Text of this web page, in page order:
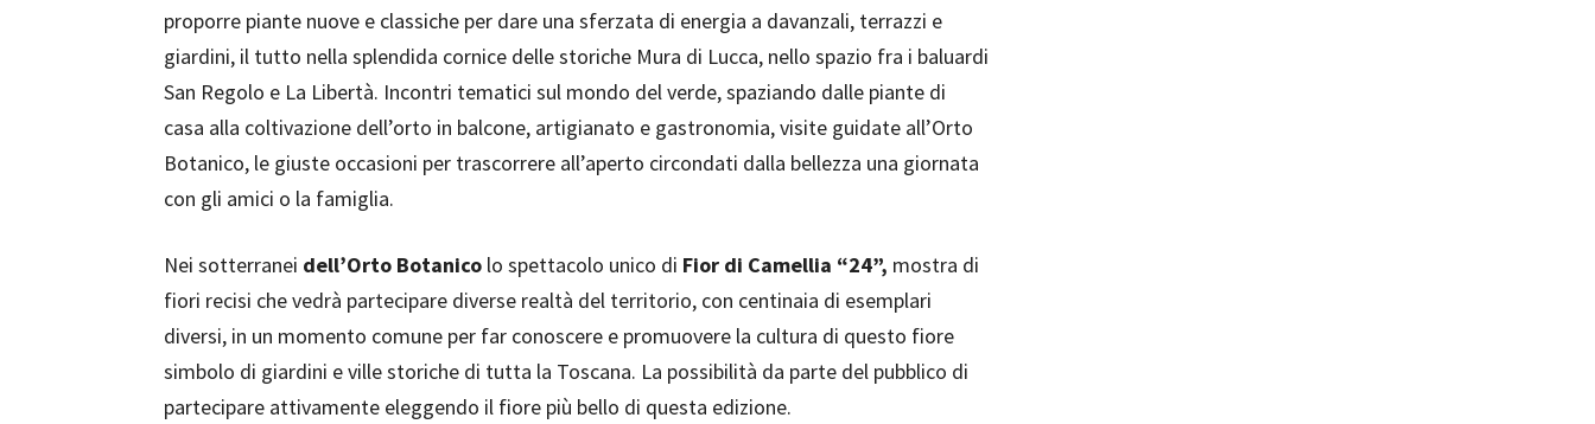
proporre piante nuove e classiche per dare una sferzata di energia a davanzali, terrazzi e
giardini, il tutto nella splendida cornice delle storiche Mura di Lucca, nello spazio fra i baluardi
San Regolo e La Libertà. Incontri tematici sul mondo del verde, spaziando dalle piante di
casa alla coltivazione dell’orto in balcone, artigianato e gastronomia, visite guidate all’Orto
Botanico, le giuste occasioni per trascorrere all’aperto circondati dalla bellezza una giornata
con gli amici o la famiglia.
Nei sotterranei dell’Orto Botanico lo spettacolo unico di Fior di Camellia “24”, mostra di
fiori recisi che vedrà partecipare diverse realtà del territorio, con centinaia di esemplari
diversi, in un momento comune per far conoscere e promuovere la cultura di questo fiore
simbolo di giardini e ville storiche di tutta la Toscana. La possibilità da parte del pubblico di
partecipare attivamente eleggendo il fiore più bello di questa edizione.